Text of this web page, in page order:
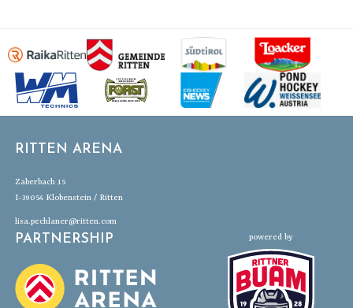
RITTEN ARENA
Zaberbach 15
I-39054 Klobenstein / Ritten
lisa.pechlaner@ritten.com
PARTNERSHIP powered by